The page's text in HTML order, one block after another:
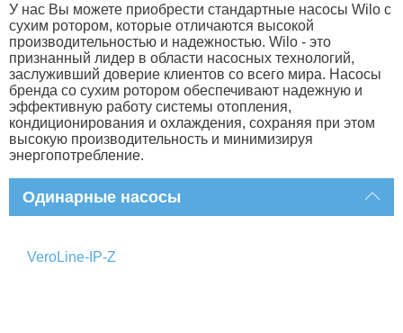
У нас Вы можете приобрести стандартные насосы Wilo с
сухим ротором, которые отличаются высокой
производительностью и надежностью. Wilo - это
признанный лидер в области насосных технологий,
заслуживший доверие клиентов со всего мира. Насосы
бренда со сухим ротором обеспечивают надежную и
эффективную работу системы отопления,
кондиционирования и охлаждения, сохраняя при этом
высокую производительность и минимизируя
энергопотребление.
Одинарные насосы
VeroLine-IP-Z